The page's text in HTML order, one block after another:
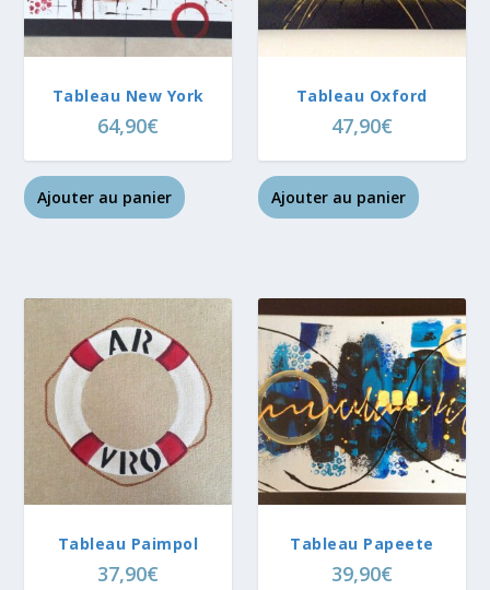
Tableau New York
64,90€
Ajouter au panier
Tableau Oxford
47,90€
Ajouter au panier
Tableau Paimpol
37,90€
Tableau Papeete
39,90€